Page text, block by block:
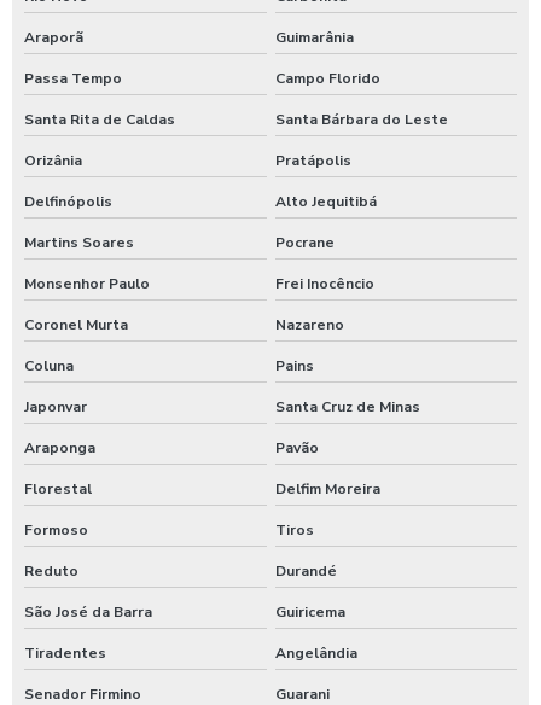
Araporã Guimarânia
Passa Tempo Campo Florido
Santa Rita de Caldas Santa Bárbara do Leste
Orizânia Pratápolis
Delfinópolis Alto Jequitibá
Martins Soares Pocrane
Monsenhor Paulo Frei Inocêncio
Coronel Murta Nazareno
Coluna Pains
Japonvar Santa Cruz de Minas
Araponga Pavão
Florestal Delfim Moreira
Formoso Tiros
Reduto Durandé
São José da Barra Guiricema
Tiradentes Angelândia
Senador Firmino Guarani